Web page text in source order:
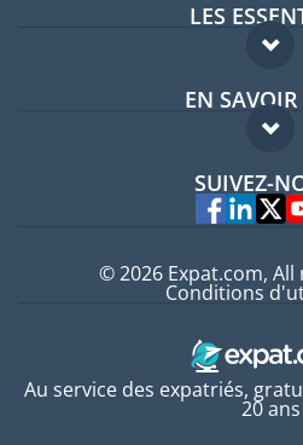
LES
Forum
Guides
EN
FAQ
SUIVEZ-
Au service des expatriés,
20 ans
© 2026 Expat.com, All
Conditions